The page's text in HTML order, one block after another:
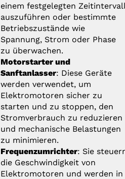
einem festgelegten
auszuführen oder bestimmte
Betriebszustände wie
Spannung, Strom oder Phase
zu überwachen.
Motorstarter und
Sanftanlasser: Diese Geräte
werden verwendet, um
Elektromotoren sicher zu
starten und zu stoppen, den
Stromverbrauch zu reduzieren
und mechanische Belastungen
zu minimieren.
Frequenzumrichter: Sie
die Geschwindigkeit von
Elektromotoren und werden in